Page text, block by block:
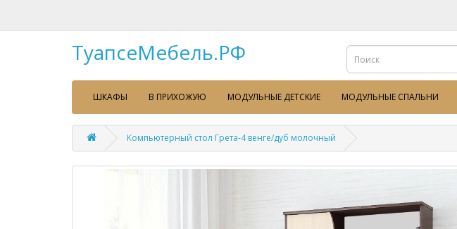
ТуапсеМебель.РФ
ШКАФЫ В ПРИХОЖУЮ МОДУЛЬНЫЕ ДЕТСКИЕ МОДУЛЬНЫЕ СПАЛЬНИ
Компьютерный стол Грета-4 венге/дуб молочный